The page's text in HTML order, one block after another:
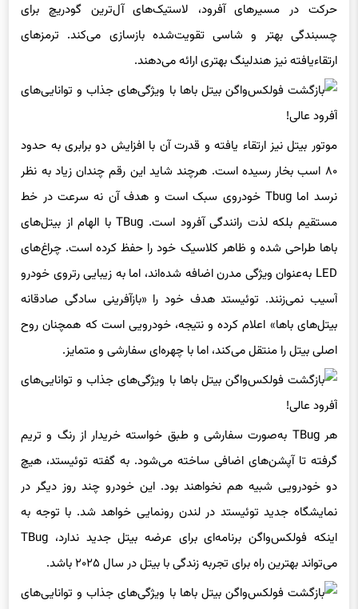
حرکت در مسیرهای آفرود، لاستیک‌های آل‌ترین گودریچ برای
چسبندگی بهتر و شاسی تقویت‌شده بازسازی می‌کند. ترمزهای
ارتقاءیافته نیز هندلینگ بهتری ارائه می‌دهند.
موتور بیتل نیز ارتقاء یافته و قدرت آن با افزایش دو برابری به حدود
۸۰ اسب بخار رسیده است. هرچند شاید این رقم چندان زیاد به نظر
نرسد اما Tbug خودروی سبک است و هدف آن نه سرعت در خط
مستقیم بلکه لذت رانندگی آفرود است. TBug با الهام از بیتل‌های
باها طراحی شده و ظاهر کلاسیک خود را حفظ کرده است. چراغ‌های
LED به‌عنوان ویژگی مدرن اضافه شده‌اند، اما به زیبایی رتروی خودرو
آسیب نمی‌زنند. توئیستد هدف خود را «بازآفرینی سادگی صادقانه
بیتل‌های باها» اعلام کرده و نتیجه، خودرویی است که همچنان روح
اصلی بیتل را منتقل می‌کند، اما با چهره‌ای سفارشی و متمایز.
هر TBug به‌صورت سفارشی و طبق خواسته خریدار از رنگ و تریم
گرفته تا آپشن‌های اضافی ساخته می‌شود. به گفته توئیستد، هیچ
دو خودرویی شبیه هم نخواهند بود. این خودرو چند روز دیگر در
نمایشگاه جدید توئیستد در لندن رونمایی خواهد شد. با توجه به
اینکه فولکس‌واگن برنامه‌ای برای عرضه بیتل جدید ندارد، TBug
می‌تواند بهترین راه برای تجربه زندگی با بیتل در سال ۲۰۲۵ باشد.